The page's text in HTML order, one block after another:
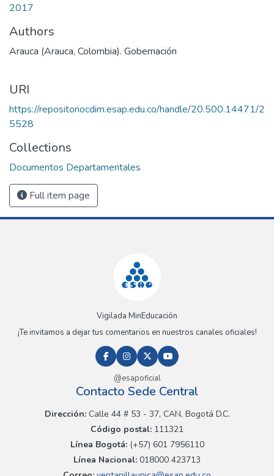
2017
Authors
Arauca (Arauca, Colombia). Gobernación
URI
https://repositoriocdim.esap.edu.co/handle/20.500.14471/2
5528
Collections
Documentos Departamentales
Full item page
Vigilada MinEducación
¡Te invitamos a dejar tus comentarios en nuestros canales oficiales!
@esapoficial
Contacto Sede Central
Dirección:Calle 44 # 53 - 37, CAN, Bogotá D.C.
Código postal: 111321
Línea Bogotá:(+57) 601 7956110
Línea Nacional: 018000 423713